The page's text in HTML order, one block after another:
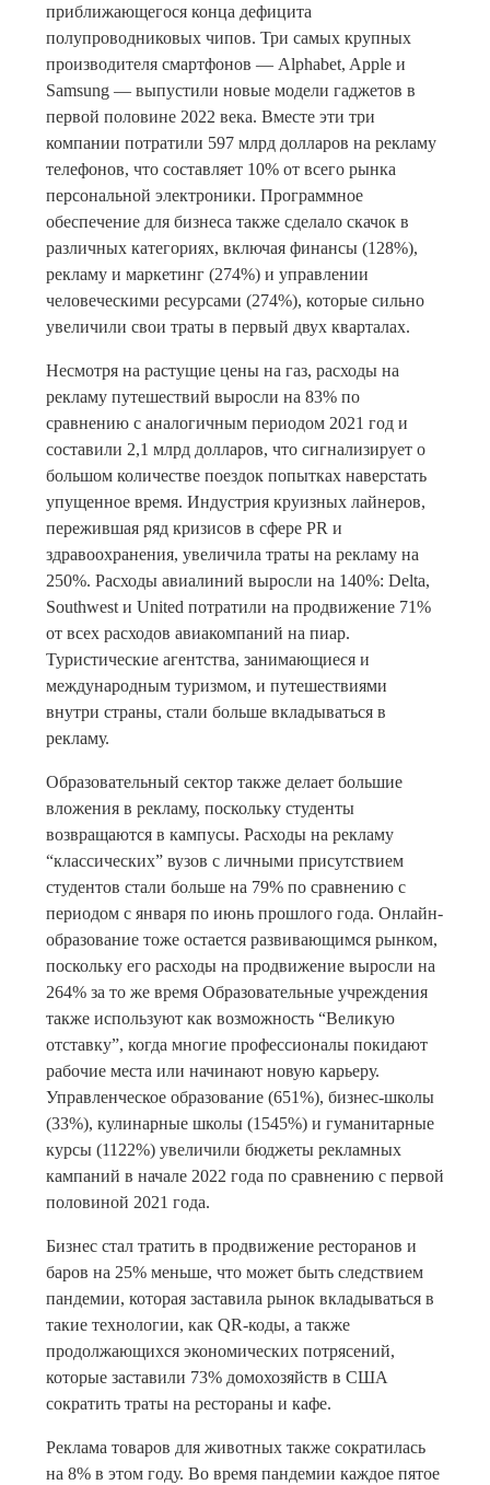
приближающегося конца дефицита
полупроводниковых чипов. Три самых крупных
производителя смартфонов — Alphabet, Apple и
Samsung — выпустили новые модели гаджетов в
первой половине 2022 века. Вместе эти три
компании потратили 597 млрд долларов на рекламу
телефонов, что составляет 10% от всего рынка
персональной электроники. Программное
обеспечение для бизнеса также сделало скачок в
различных категориях, включая финансы (128%),
рекламу и маркетинг (274%) и управлении
человеческими ресурсами (274%), которые сильно
увеличили свои траты в первый двух кварталах.
Несмотря на растущие цены на газ, расходы на
рекламу путешествий выросли на 83% по
сравнению с аналогичным периодом 2021 год и
составили 2,1 млрд долларов, что сигнализирует о
большом количестве поездок попытках наверстать
упущенное время. Индустрия круизных лайнеров,
пережившая ряд кризисов в сфере PR и
здравоохранения, увеличила траты на рекламу на
250%. Расходы авиалиний выросли на 140%: Delta,
Southwest и United потратили на продвижение 71%
от всех расходов авиакомпаний на пиар.
Туристические агентства, занимающиеся и
международным туризмом, и путешествиями
внутри страны, стали больше вкладываться в
рекламу.
Образовательный сектор также делает большие
вложения в рекламу, поскольку студенты
возвращаются в кампусы. Расходы на рекламу
“классических” вузов с личными присутствием
студентов стали больше на 79% по сравнению с
периодом с января по июнь прошлого года. Онлайн-
образование тоже остается развивающимся рынком,
поскольку его расходы на продвижение выросли на
264% за то же время Образовательные учреждения
также используют как возможность “Великую
отставку”, когда многие профессионалы покидают
рабочие места или начинают новую карьеру.
Управленческое образование (651%), бизнес-школы
(33%), кулинарные школы (1545%) и гуманитарные
курсы (1122%) увеличили бюджеты рекламных
кампаний в начале 2022 года по сравнению с первой
половиной 2021 года.
Бизнес стал тратить в продвижение ресторанов и
баров на 25% меньше, что может быть следствием
пандемии, которая заставила рынок вкладываться в
такие технологии, как QR-коды, а также
продолжающихся экономических потрясений,
которые заставили 73% домохозяйств в США
сократить траты на рестораны и кафе.
Реклама товаров для животных также сократилась
на 8% в этом году. Во время пандемии каждое пятое